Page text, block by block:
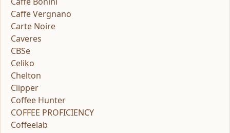
Caffe Vergnano
Carte Noire
Caveres
CBSe
Celiko
Chelton
Clipper
Coffee Hunter
COFFEE PROFICIENCY
Coffeelab